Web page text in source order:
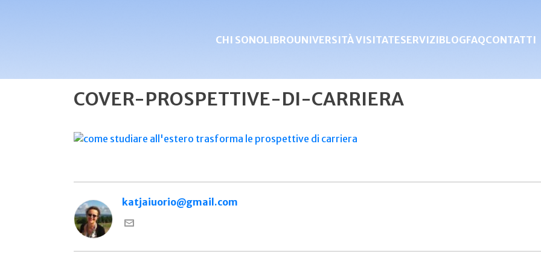
CHI SONOLIBROUNIVERSITÀ VISITATESERVIZIBLOGFAQCONTATTI
COVER-PROSPETTIVE-DI-CARRIERA
katjaiuorio@gmail.com